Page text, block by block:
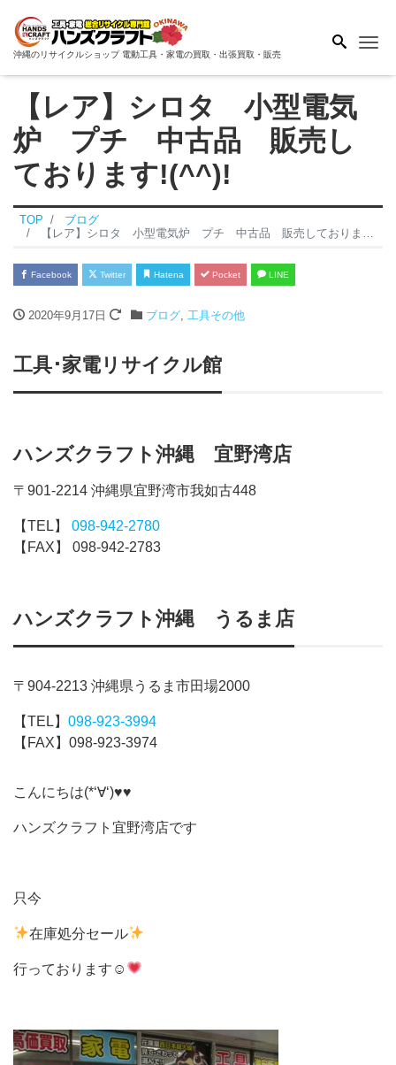
沖縄のリサイクルショップ 電動工具・家電の買取・出張買取・販売
【レア】シロタ 小型電気
炉 プチ 中古品 販売し
ております!(^^)!
TOP
ブログ
【レア】シロタ 小型電気炉 プチ 中古品 販売しております!(^^)!
Facebook Twitter Hatena Pocket LINE
2020年9月17日 ブログ, 工具その他
工具･家電リサイクル館
ハンズクラフト沖縄 宜野湾店
〒901-2214 沖縄県宜野湾市我如古448
【TEL】 098-942-2780
【FAX】 098-942-2783
ハンズクラフト沖縄 うるま店
〒904-2213 沖縄県うるま市田場2000
【TEL】 098-923-3994
【FAX】098-923-3974
こんにちは(*‘∀‘)♥♥
ハンズクラフト宜野湾店です
只今
在庫処分セール
行っております☺